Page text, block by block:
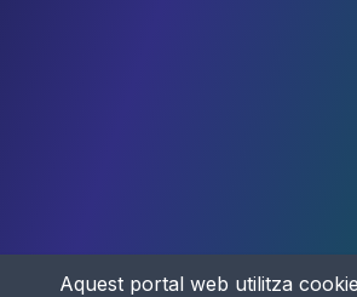
Aquest portal web utilitza